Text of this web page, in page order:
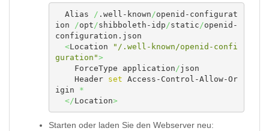
  Alias
/ .well-known /openid-configurat
ion
/opt /shibboleth-idp /static /openid-
configuration.json
<Location
"/.well-known/openid-confi
guration">
    ForceType application
/json
    Header
set Access-Control-Allow-Or
igin *
</Location>
Starten oder laden Sie den Webserver neu: